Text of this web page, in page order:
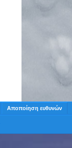
Αποποίηση ευθυνών